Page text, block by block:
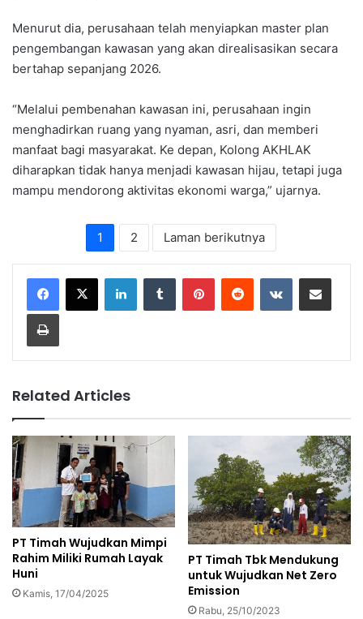
Menurut dia, perusahaan telah menyiapkan master plan
pengembangan kawasan yang akan direalisasikan secara
bertahap sepanjang 2026.
“Melalui pembenahan kawasan ini, perusahaan ingin
menghadirkan ruang yang nyaman, asri, dan memberi
manfaat bagi masyarakat. Ke depan, Kolong AKHLAK
diharapkan tidak hanya menjadi kawasan hijau, tetapi juga
mampu mendorong aktivitas ekonomi warga,” ujarnya.
1 2 Laman berikutnya
LinkedInTumblr PinterestReddit VKontakteShare via Email
Print
Related Articles
PT Timah Wujudkan Mimpi
Rahim Miliki Rumah Layak
Huni
Kamis, 17/04/2025
PT Timah Tbk Mendukung
untuk Wujudkan Net Zero
Emission
Rabu, 25/10/2023